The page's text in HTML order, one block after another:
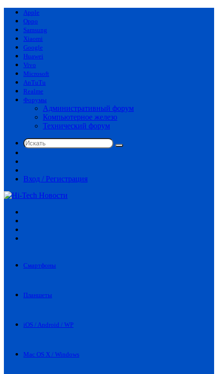
Apple
Oppo
Samsung
Xiaomi
Google
Huawei
Vivo
Microsoft
AnTuTu
Realme
Форумы
Административный форум
Компьютерное железо
Технический форум
Искать
статья
Вход / Регистрация
Смартфоны
Планшеты
iOS / Android / WP
Mac OS X / Windows